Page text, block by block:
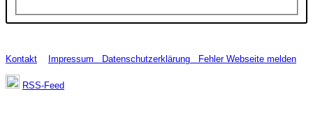
Kontakt Impressum Datenschutzerklärung Fehler Webseite melden
RSS-Feed